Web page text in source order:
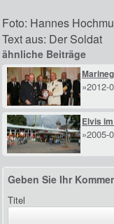
Foto: Hannes
Text aus: Der Soldat
ähnliche Beiträge
»2012-
Elvis
»2005-
Geben Sie Ihr
Titel